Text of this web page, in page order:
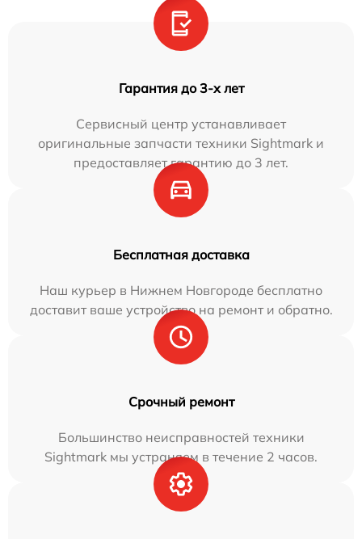
Гарантия до 3-х лет
Сервисный центр устанавливает
оригинальные запчасти техники Sightmark и
предоставляет гарантию до 3 лет.
Бесплатная доставка
Наш курьер в Нижнем Новгороде бесплатно
доставит ваше устройство на ремонт и обратно.
Срочный ремонт
Большинство неисправностей техники
Sightmark мы устраняем в течение 2 часов.